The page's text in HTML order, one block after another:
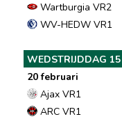
Wartburgia VR2
WV-HEDW VR1
WEDSTRIJDDAG 15
20 februari
Ajax VR1
ARC VR1